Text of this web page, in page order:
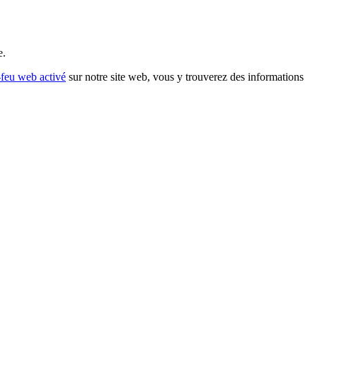
web activé sur notre site web, vous y trouverez des informations